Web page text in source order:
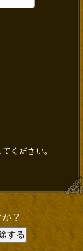
ください。
？